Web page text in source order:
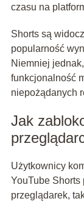
czasu na
Shorts są
popularność
Niemniej
funkcjonalność
niepożądanych
Jak
Użytkownicy
YouTube
przeglądarek,